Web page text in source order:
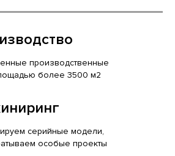
производственные
более 3500 м2
серийные модели,
особые проекты